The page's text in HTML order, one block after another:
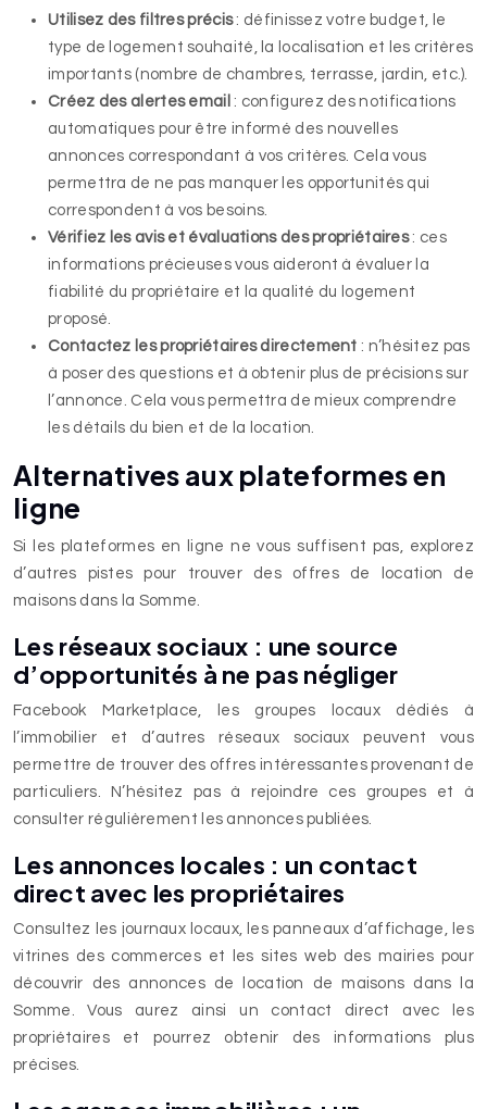
Utilisez des filtres précis: définissez votre budget, le
type de logement souhaité, la localisation et les critères
importants (nombre de chambres, terrasse, jardin, etc.).
Créez des alertes email: configurez des notifications
automatiques pour être informé des nouvelles
annonces correspondant à vos critères. Cela vous
permettra de ne pas manquer les opportunités qui
correspondent à vos besoins.
Vérifiez les avis et évaluations des propriétaires: ces
informations précieuses vous aideront à évaluer la
fiabilité du propriétaire et la qualité du logement
proposé.
Contactez les propriétaires directement : n’hésitez pas
à poser des questions et à obtenir plus de précisions sur
l’annonce. Cela vous permettra de mieux comprendre
les détails du bien et de la location.
Alternatives aux plateformes en
ligne
Si les plateformes en ligne ne vous suffisent pas, explorez
d’autres pistes pour trouver des offres de location de
maisons dans la Somme.
Les réseaux sociaux : une source
d’opportunités à ne pas négliger
Facebook Marketplace, les groupes locaux dédiés à
l’immobilier et d’autres réseaux sociaux peuvent vous
permettre de trouver des offres intéressantes provenant de
particuliers. N’hésitez pas à rejoindre ces groupes et à
consulter régulièrement les annonces publiées.
Les annonces locales : un contact
direct avec les propriétaires
Consultez les journaux locaux, les panneaux d’affichage, les
vitrines des commerces et les sites web des mairies pour
découvrir des annonces de location de maisons dans la
Somme. Vous aurez ainsi un contact direct avec les
propriétaires et pourrez obtenir des informations plus
précises.